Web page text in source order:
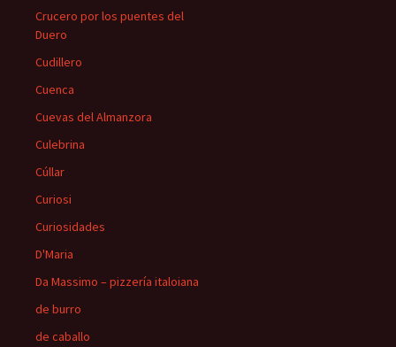
Crucero por los puentes del
Duero
Cudillero
Cuenca
Cuevas del Almanzora
Culebrina
Cúllar
Curiosi
Curiosidades
D'Maria
Da Massimo – pizzería italoiana
de burro
de caballo